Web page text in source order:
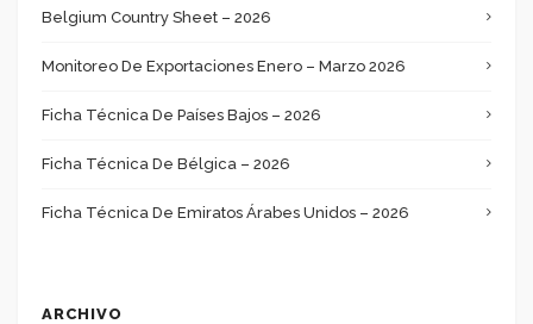
Belgium Country Sheet – 2026
Monitoreo De Exportaciones Enero – Marzo 2026
Ficha Técnica De Países Bajos – 2026
Ficha Técnica De Bélgica – 2026
Ficha Técnica De Emiratos Árabes Unidos – 2026
ARCHIVO